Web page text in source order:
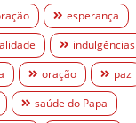
esperança
indulgências
oração
paz
saúde do Papa